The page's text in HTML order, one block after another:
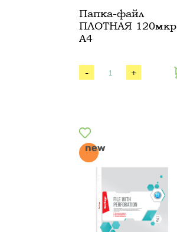
Папка-файл
ПЛОТНАЯ 120мкр
А4
- +